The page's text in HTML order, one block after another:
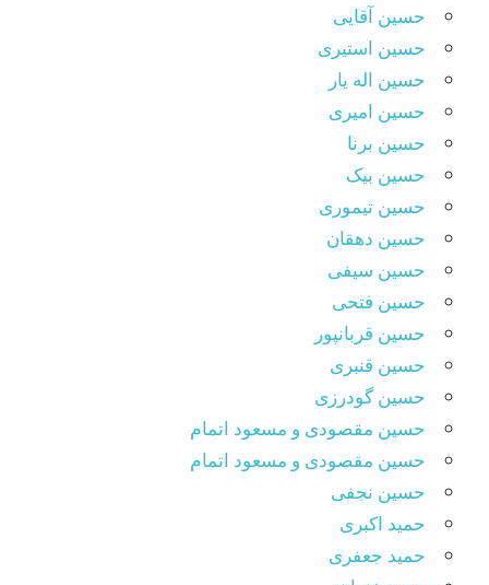
حسین آقایی
حسین استیری
حسین اله یار
حسین امیری
حسین برنا
حسین بیک
حسین تیموری
حسین دهقان
حسین سیفی
حسین فتحی
حسین قربانپور
حسین قنبری
حسین گودرزی
حسین مقصودى و مسعود اتمام
حسین مقصودی و مسعود اتمام
حسین نجفی
حمید اکبری
حمید جعفری